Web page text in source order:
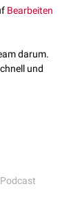
Bearbeiten
darum.
und
Podcast